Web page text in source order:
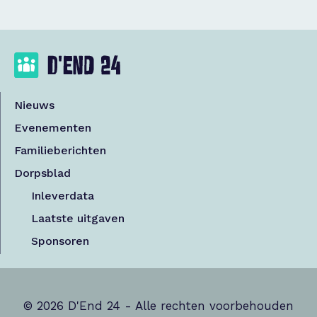
Nieuws
Evenementen
Familieberichten
Dorpsblad
Inleverdata
Laatste uitgaven
Sponsoren
© 2026 D'End 24 - Alle rechten voorbehouden